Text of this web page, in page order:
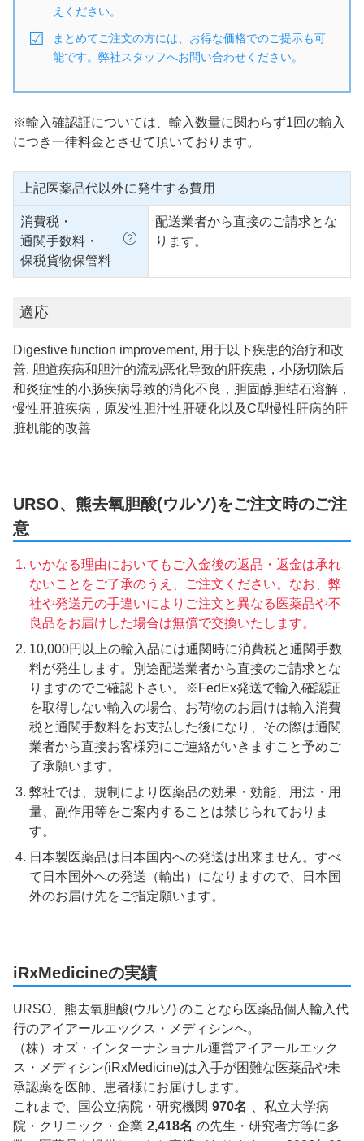
えください。
まとめてご注文の方には、お得な価格でのご提示も可
能です。弊社スタッフへお問い合わせください。
※輸入確認証については、輸入数量に関わらず1回の輸入
につき一律料金とさせて頂いております。
上記医薬品代以外に発生する費用
消費税・
通関手数料・
保税貨物保管料
配送業者から直接のご請求とな
ります。
適応
Digestive function improvement, 用于以下疾患的治疗和改
善, 胆道疾病和胆汁的流动恶化导致的肝疾患，小肠切除后
和炎症性的小肠疾病导致的消化不良，胆固醇胆结石溶解，
慢性肝脏疾病，原发性胆汁性肝硬化以及C型慢性肝病的肝
脏机能的改善
URSO、熊去氧胆酸(ウルソ)をご注文時のご注
意
いかなる理由においてもご入金後の返品・返金は承れ
ないことをご了承のうえ、ご注文ください。なお、弊
社や発送元の手違いによりご注文と異なる医薬品や不
良品をお届けした場合は無償で交換いたします。
10,000円以上の輸入品には通関時に消費税と通関手数
料が発生します。別途配送業者から直接のご請求とな
りますのでご確認下さい。※FedEx発送で輸入確認証
を取得しない輸入の場合、お荷物のお届けは輸入消費
税と通関手数料をお支払した後になり、その際は通関
業者から直接お客様宛にご連絡がいきますこと予めご
了承願います。
弊社では、規制により医薬品の効果・効能、用法・用
量、副作用等をご案内することは禁じられておりま
す。
日本製医薬品は日本国内への発送は出来ません。すべ
て日本国外への発送（輸出）になりますので、日本国
外のお届け先をご指定願います。
iRxMedicineの実績
URSO、熊去氧胆酸(ウルソ) のことなら医薬品個人輸入代
行のアイアールエックス・メディシンへ。
（株）オズ・インターナショナル運営アイアールエック
ス・メディシン(iRxMedicine)は入手が困難な医薬品や未
承認薬を医師、患者様にお届けします。
これまで、国公立病院・研究機関 970名
、私立大学病
院・クリニック・企業 2,418名 の先生・研究者方等に多